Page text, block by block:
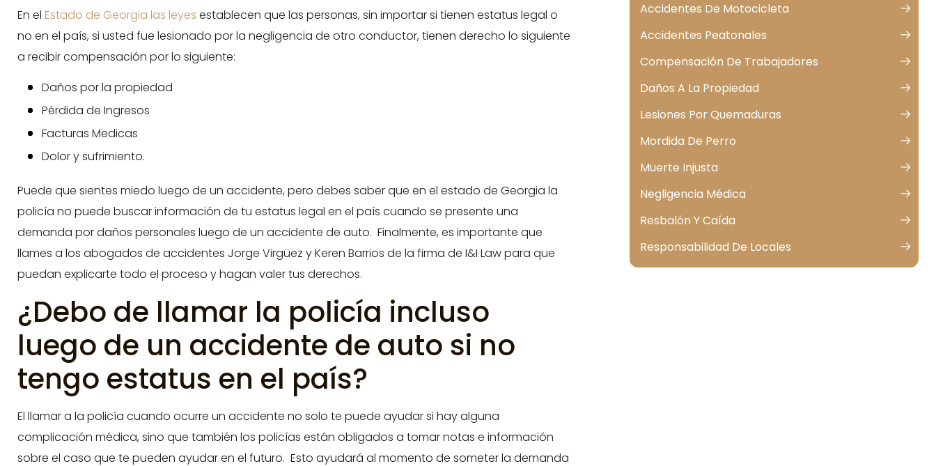
En el Estado de Georgia las leyes establecen que las personas, sin importar si tienen estatus legal o
no en el país, si usted fue lesionado por la negligencia de otro conductor, tienen derecho lo siguiente
a recibir compensación por lo siguiente:
Daños por la propiedad
Pérdida de Ingresos
Facturas Medicas
Dolor y sufrimiento.
Puede que sientes miedo luego de un accidente, pero debes saber que en el estado de Georgia la
policía no puede buscar información de tu estatus legal en el país cuando se presente una
demanda por daños personales luego de un accidente de auto. Finalmente, es importante que
llames a los abogados de accidentes Jorge Virgüez y Keren Barrios de la firma de I&I Law para que
puedan explicarte todo el proceso y hagan valer tus derechos.
¿Debo de llamar la policía incluso
luego de un accidente de auto si no
tengo estatus en el país?
El llamar a la policía cuando ocurre un accidente no solo te puede ayudar si hay alguna
complicación médica, sino que también los policías están obligados a tomar notas e información
sobre el caso que te pueden ayudar en el futuro. Esto ayudará al momento de someter la demanda
Accidentes De Motocicleta
Accidentes Peatonales
Compensación De Trabajadores
Daños A La Propiedad
Lesiones Por Quemaduras
Mordida De Perro
Muerte Injusta
Negligencia Médica
Resbalón Y Caída
Responsabilidad De Locales